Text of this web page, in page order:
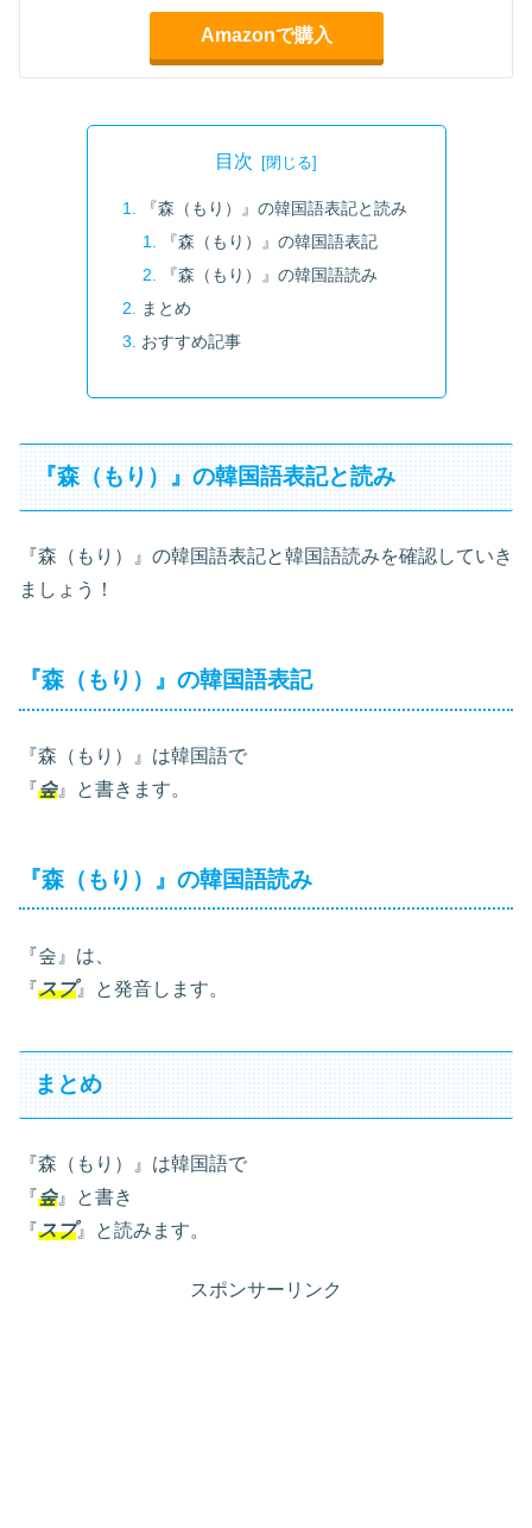
Amazonで購入
目次
『森（もり）』の韓国語表記と読み
『森（もり）』の韓国語表記
『森（もり）』の韓国語読み
まとめ
おすすめ記事
『森（もり）』の韓国語表記と読み
『森（もり）』の韓国語表記と韓国語読みを確認していき
ましょう！
『森（もり）』の韓国語表記
『森（もり）』は韓国語で
『숲』と書きます。
『森（もり）』の韓国語読み
『숲』は、
『スプ』と発音します。
まとめ
『森（もり）』は韓国語で
『숲』と書き
『スプ』と読みます。
スポンサーリンク